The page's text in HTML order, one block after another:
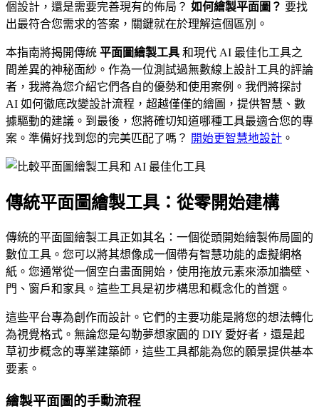
個設計，還是需要完善現有的佈局？ 如何繪製平面圖？ 要找
出最符合您需求的答案，關鍵就在於理解這個區別。
本指南將揭開傳統 平面圖繪製工具 和現代 AI 最佳化工具之
間差異的神秘面紗。作為一位測試過無數線上設計工具的評論
者，我將為您介紹它們各自的優勢和使用案例。我們將探討
AI 如何徹底改變設計流程，超越僅僅的繪圖，提供智慧、數
據驅動的建議。到最後，您將確切知道哪種工具最適合您的專
案。準備好找到您的完美匹配了嗎？ 開始更智慧地設計 。
傳統平面圖繪製工具：從零開始建構
傳統的平面圖繪製工具正如其名：一個從頭開始繪製佈局圖的
數位工具。您可以將其想像成一個帶有智慧功能的虛擬網格
紙。您通常從一個空白畫面開始，使用拖放元素來添加牆壁、
門、窗戶和家具。這些工具是初步構思和概念化的首選。
這些平台專為創作而設計。它們的主要功能是將您的想法轉化
為視覺格式。無論您是勾勒夢想家園的 DIY 愛好者，還是起
草初步概念的專業建築師，這些工具都能為您的願景提供基本
要素。
繪製平面圖的手動流程